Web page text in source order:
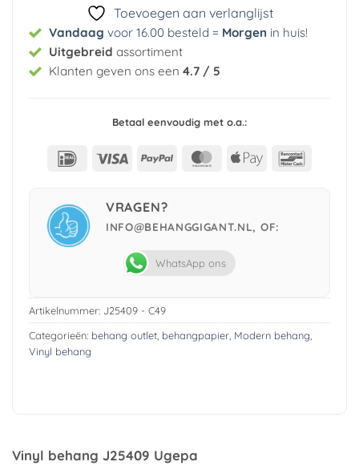
Toevoegen aan verlanglijst
Vandaag voor 16.00 besteld = Morgen in huis!
Uitgebreid assortiment
Klanten geven ons een 4.7 / 5
Betaal eenvoudig met o.a.:
IDeal Visa PayPal MasterCard
Apple
VRAGEN?
INFO@BEHANGGIGANT.NL, OF:
WhatsApp ons
Artikelnummer: J25409 - C49
Categorieën: behang outlet, behangpapier, Modern behang,
Vinyl behang
Vinyl behang J25409 Ugepa